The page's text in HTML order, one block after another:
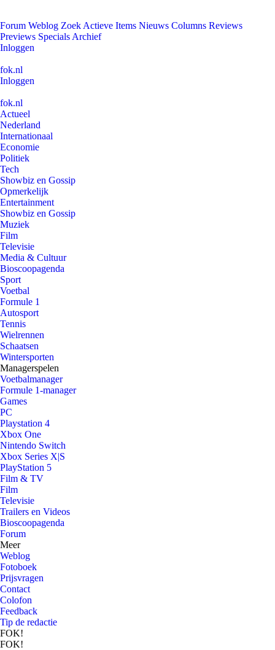
Forum Weblog Zoek Actieve Items Nieuws Columns Reviews
Previews Specials Archief
Inloggen
fok.nl
Inloggen
fok.nl
Actueel
Nederland
Internationaal
Economie
Politiek
Tech
Showbiz en Gossip
Opmerkelijk
Entertainment
Showbiz en Gossip
Muziek
Film
Televisie
Media & Cultuur
Bioscoopagenda
Sport
Voetbal
Formule 1
Autosport
Tennis
Wielrennen
Schaatsen
Wintersporten
Managerspelen
Voetbalmanager
Formule 1-manager
Games
PC
Playstation 4
Xbox One
Nintendo Switch
Xbox Series X|S
PlayStation 5
Film & TV
Film
Televisie
Trailers en Videos
Bioscoopagenda
Forum
Meer
Weblog
Fotoboek
Prijsvragen
Contact
Colofon
Feedback
Tip de redactie
FOK!
FOK!